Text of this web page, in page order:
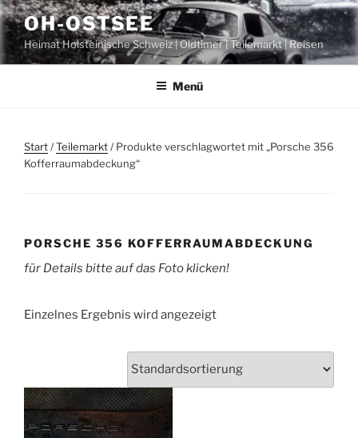
Zum
Inhalt
springen
OH-OSTSEE
Heimat Holsteinische Schweiz | Oldtimer | Teilemarkt | Reisen
Menü
Start/Teilemarkt/ Produkte verschlagwortet mit „Porsche 356
Kofferraumabdeckung“
PORSCHE 356 KOFFERRAUMABDECKUNG
für Details bitte auf das Foto klicken!
Einzelnes Ergebnis wird angezeigt